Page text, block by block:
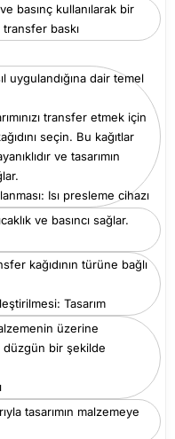
basınç kullanılarak bir
transfer baskı
uygulandığına dair temel
transfer etmek için
seçin. Bu kağıtlar
ve tasarımın
Isı presleme cihazı
ve basıncı sağlar.
kağıdının türüne bağlı
Tasarım
üzerine
düzgün bir şekilde
tasarımın malzemeye